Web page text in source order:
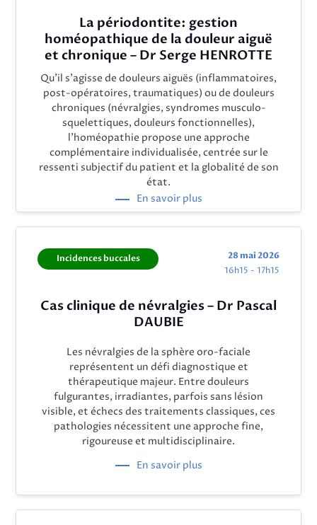
La périodontite: gestion
homéopathique de la douleur aiguë
et chronique – Dr Serge HENROTTE
Qu’il s’agisse de douleurs aiguës (inflammatoires,
post-opératoires, traumatiques) ou de douleurs
chroniques (névralgies, syndromes musculo-
squelettiques, douleurs fonctionnelles),
l’homéopathie propose une approche
complémentaire individualisée, centrée sur le
ressenti subjectif du patient et la globalité de son
état.
En savoir plus
Incidences buccales 28 mai 2026
16h15 - 17h15
Cas clinique de névralgies – Dr Pascal
DAUBIE
Les névralgies de la sphère oro-faciale
représentent un défi diagnostique et
thérapeutique majeur. Entre douleurs
fulgurantes, irradiantes, parfois sans lésion
visible, et échecs des traitements classiques, ces
pathologies nécessitent une approche fine,
rigoureuse et multidisciplinaire.
En savoir plus